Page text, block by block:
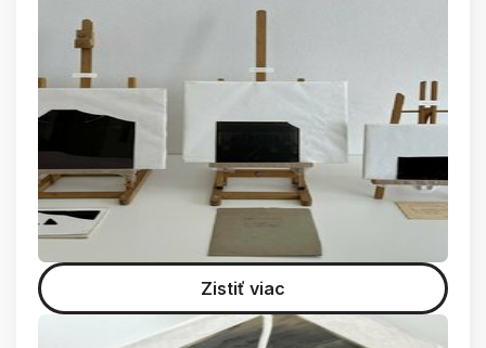
Zistiť viac